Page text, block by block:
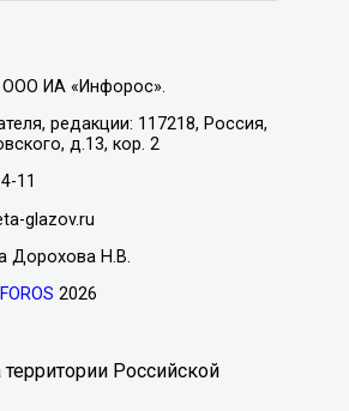
ООО ИА «Инфорос».
редакции: 117218, Россия,
д.13, кор. 2
11
glazov.ru
Дорохова Н.В.
2026
Российской